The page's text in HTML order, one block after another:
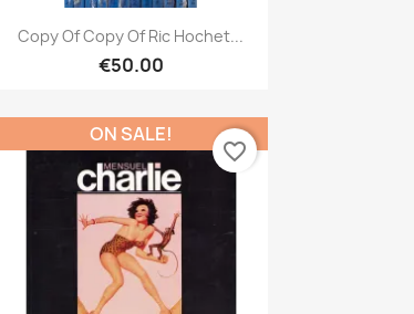
Quick view
Copy Of Copy Of Ric Hochet...
€50.00
ON SALE!
favorite_border